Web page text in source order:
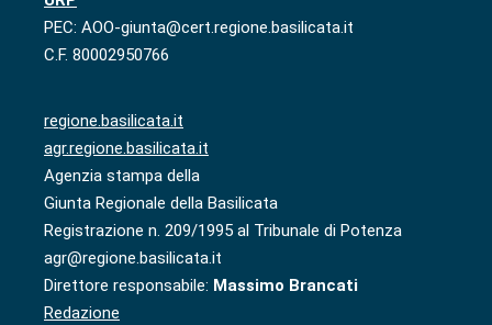
PEC: AOO-giunta@cert.regione.basilicata.it
C.F. 80002950766
regione.basilicata.it
agr.regione.basilicata.it
Agenzia stampa della
Giunta Regionale della Basilicata
Registrazione n. 209/1995 al Tribunale di Potenza
agr@regione.basilicata.it
Direttore responsabile: Massimo Brancati
Redazione